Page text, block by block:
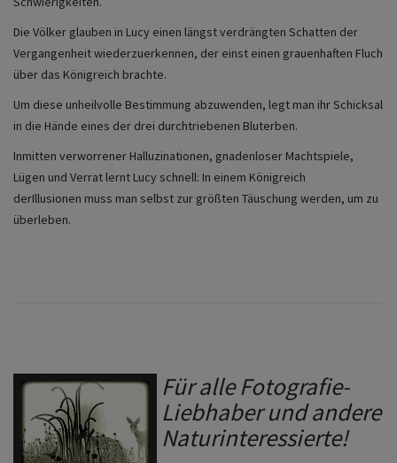
Die Völker glauben in Lucy einen längst verdrängten Schatten der
Vergangenheit wiederzuerkennen, der einst einen grauenhaften Fluch
über das Königreich brachte.
Um diese unheilvolle Bestimmung abzuwenden, legt man ihr Schicksal
in die Hände eines der drei durchtriebenen Bluterben.
Inmitten verworrener Halluzinationen, gnadenloser Machtspiele,
Lügen und Verrat lernt Lucy schnell: In einem Königreich
derIllusionen muss man selbst zur größten Täuschung werden, um zu
überleben.
Für alle Fotografie-
Liebhaber und andere
Naturinteressierte!